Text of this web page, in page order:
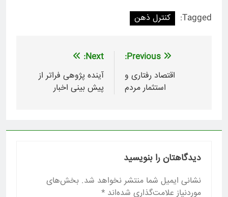
Tagged: کنترل ذهن
راهبری
نوشته
Previous:
اقتصاد رفتاری و
استثمار مردم
Next:
آینده پژوهی فراتر از
پیش بینی اخبار
دیدگاهتان را بنویسید
نشانی ایمیل شما منتشر نخواهد شد. بخش‌های
موردنیاز علامت‌گذاری شده‌اند *